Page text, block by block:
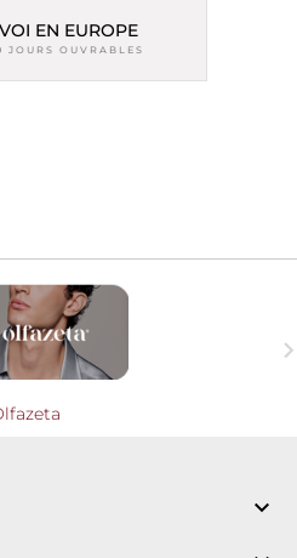
EN EUROPE
JOURS OUVRABLES
